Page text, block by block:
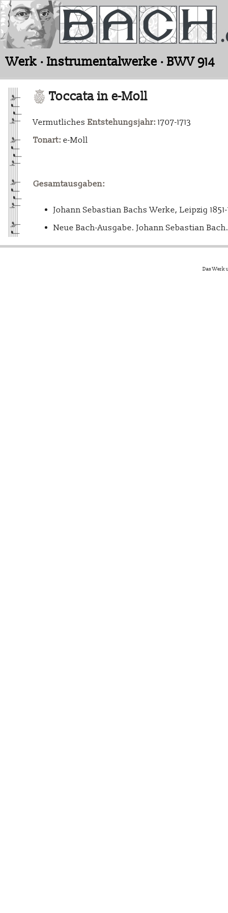
Werk · Instrumentalwerke · BWV 914
Toccata in e-Moll
Vermutliches Entstehungsjahr: 1707-1713
Tonart: e-Moll
Gesamtausgaben:
Johann Sebastian Bachs Werke, Leipzig
Neue Bach-Ausgabe. Johann Sebastian
Das Werk